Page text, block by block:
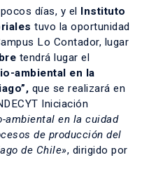
días, y el Instituto
tuvo la oportunidad
Lo Contador, lugar
tendrá lugar el
ambiental en la
que se realizará en
Iniciación
ambiental en la cuidad
de producción del
de Chile», dirigido por